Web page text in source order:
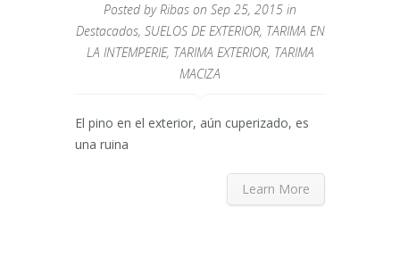
tropical
que
no
tiene
Posted byRibas on Sep 25, 2015 in
Destacados, SUELOS DE EXTERIOR, TARIMA EN
LA INTEMPERIE, TARIMA EXTERIOR, TARIMA
MACIZA
El pino en el exterior, aún cuperizado, es
una ruina
Learn More